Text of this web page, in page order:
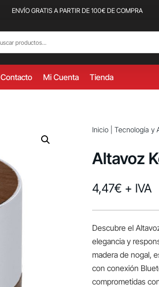
ENVÍO GRATIS A PARTIR DE 100€ DE COMPRA
Contacto Mi Cuenta Tienda
Inicio| Tecnología y
Altavoz
4,47€ + IVA
Descubre el
elegancia y
madera de nogal,
con conexión
comprometidas